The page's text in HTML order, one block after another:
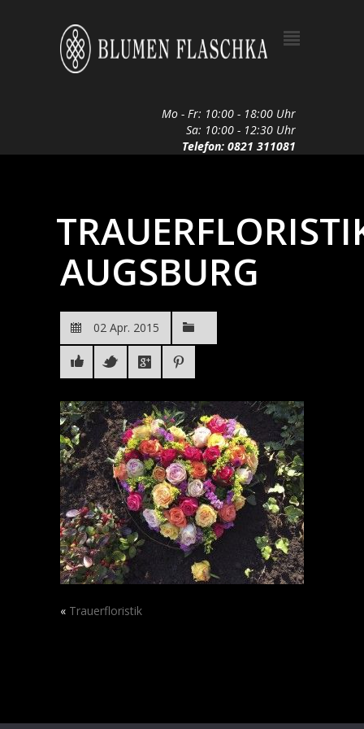
Mo - Fr: 10:00 - 18:00 Uhr
Sa: 10:00 - 12:30 Uhr
Telefon: 0821 311081
AUGSBURG
02 Apr. 2015
« Trauerfloristik